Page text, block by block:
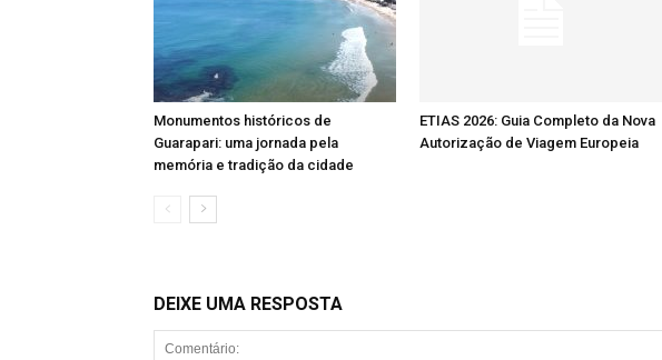
Monumentos históricos de
Guarapari: uma jornada pela
memória e tradição da cidade
ETIAS 2026: Guia Completo da Nova
Autorização de Viagem Europeia
DEIXE UMA RESPOSTA